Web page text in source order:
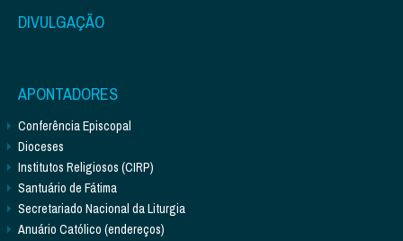
DIVULGAÇÃO
APONTADORES
Conferência Episcopal
Dioceses
Institutos Religiosos (CIRP)
Santuário de Fátima
Secretariado Nacional da Liturgia
Anuário Católico (endereços)